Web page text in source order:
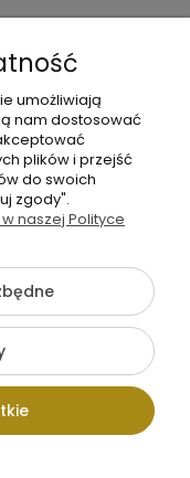
umożliwiają
nam dostosować
plików i przejść
do swoich
zgody".
naszej Polityce